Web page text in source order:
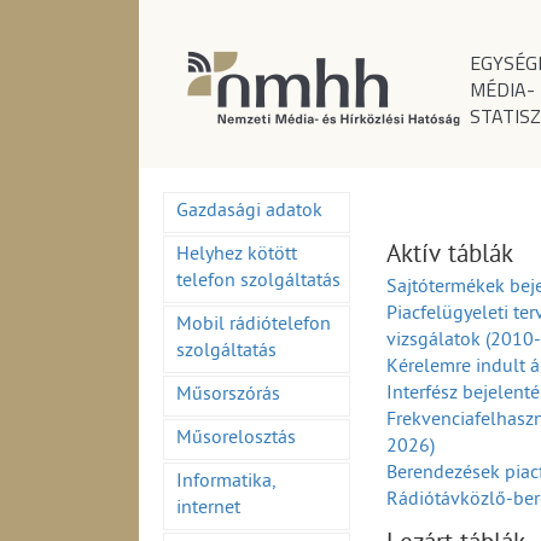
MÉDIA-
Gazdasági adatok
Helyhez kötött
telefon szolgáltatás
Mobil rádiótelefon
szolgáltatás
Műsorszórás
Műsorelosztás
Informatika,
internet
Aktív táblák
Sajtótermékek
Piacfelügyeleti
vizsgálatok
Kérelemre indult
Interfész
2026)
Berendezések
Rádiótávközlő-
(1995-2026)